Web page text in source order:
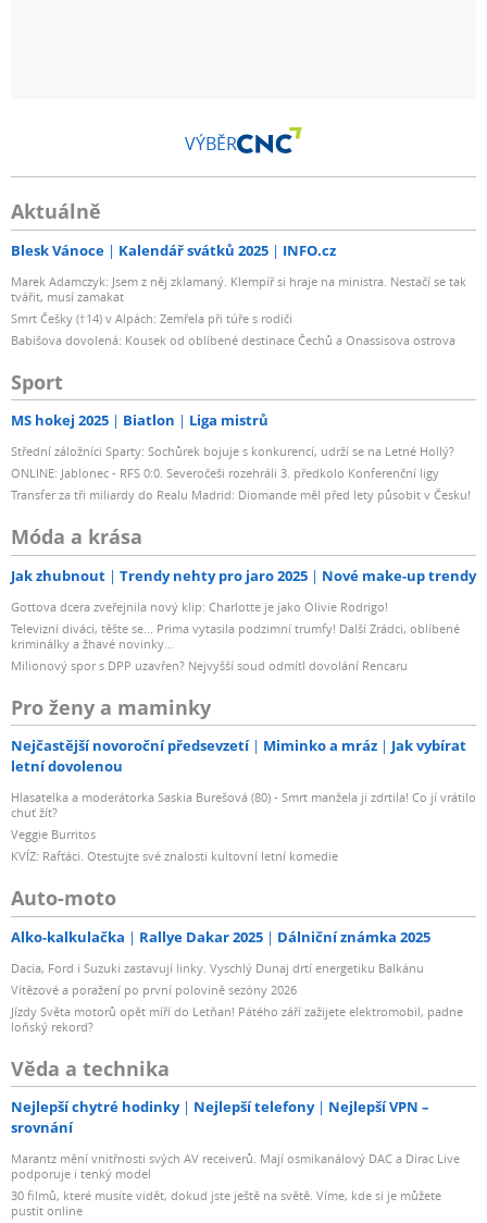
VÝBĚR
Aktuálně
Blesk Vánoce Kalendář svátků 2025 INFO.cz
Marek Adamczyk: Jsem z něj zklamaný. Klempíř si hraje na ministra. Nestačí se tak
tvářit, musí zamakat
Smrt Češky (†14) v Alpách: Zemřela při túře s rodiči
Babišova dovolená: Kousek od oblíbené destinace Čechů a Onassisova ostrova
Sport
MS hokej 2025 Biatlon Liga mistrů
Střední záložníci Sparty: Sochůrek bojuje s konkurencí, udrží se na Letné Hollý?
ONLINE: Jablonec - RFS 0:0. Severočeši rozehráli 3. předkolo Konferenční ligy
Transfer za tři miliardy do Realu Madrid: Diomande měl před lety působit v Česku!
Móda a krása
Jak zhubnout Trendy nehty pro jaro 2025 Nové make-up trendy
Gottova dcera zveřejnila nový klip: Charlotte je jako Olivie Rodrigo!
Televizní diváci, těšte se... Prima vytasila podzimní trumfy! Další Zrádci, oblíbené
kriminálky a žhavé novinky...
Milionový spor s DPP uzavřen? Nejvyšší soud odmítl dovolání Rencaru
Pro ženy a maminky
Nejčastější novoroční předsevzetí Miminko a mráz
Jak vybírat
letní dovolenou
Hlasatelka a moderátorka Saskia Burešová (80) - Smrt manžela ji zdrtila! Co jí vrátilo
chuť žít?
Veggie Burritos
KVÍZ: Rafťáci. Otestujte své znalosti kultovní letní komedie
Auto-moto
Alko-kalkulačka Rallye Dakar 2025 Dálniční známka 2025
Dacia, Ford i Suzuki zastavují linky. Vyschlý Dunaj drtí energetiku Balkánu
Vítězové a poražení po první polovině sezóny 2026
Jízdy Světa motorů opět míří do Letňan! Pátého září zažijete elektromobil, padne
loňský rekord?
Věda a technika
Nejlepší chytré hodinky Nejlepší telefony
Nejlepší VPN –
srovnání
Marantz mění vnitřnosti svých AV receiverů. Mají osmikanálový DAC a Dirac Live
podporuje i tenký model
30 filmů, které musíte vidět, dokud jste ještě na světě. Víme, kde si je můžete
pustit online